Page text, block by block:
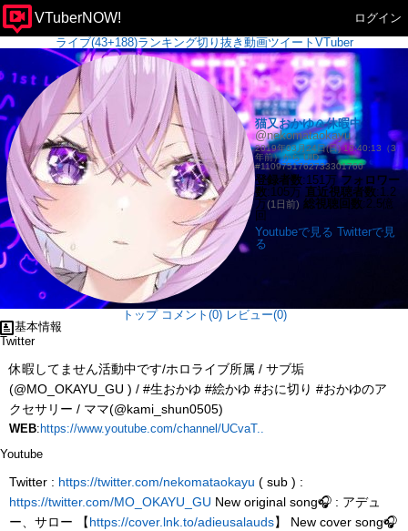
VTuberNOW!
ログイン
ライブ(43+188)ランキング切り抜き 動画ツイート VTuber
猫又おかゆ🍙休暇中
@nekomataokayu
2019年03月24日(日) 18:40:13（3
年前）から UID
#1109751762733301760
登録者数:151万フォロワー
数:105万 直近視聴者数:1.2
万(1日前) 総視聴回数:2.5億
回
Youtubeで見る Twitterで見
る
トップ コメント(0) レビュー(0)
基本情報
Twitter
休暇してません活動中です/ホロライブ所属 / サブ垢
(@MO_OKAYU_GU ) / #生おかゆ #絵かゆ #おに切り #おかゆのア
クセサリー / ママ(@kami_shun0505)
WEB: https://www.youtube.com/channel/UCvaT..
Youtube
Twitter : https://twitter.com/nekomataokayu ( sub ) :
https://twitter.com/MO_OKAYU_GU New original song🎧 : アデュ
ー、サロー 【https://cover.lnk.to/adieusalauds】 New cover song🎧